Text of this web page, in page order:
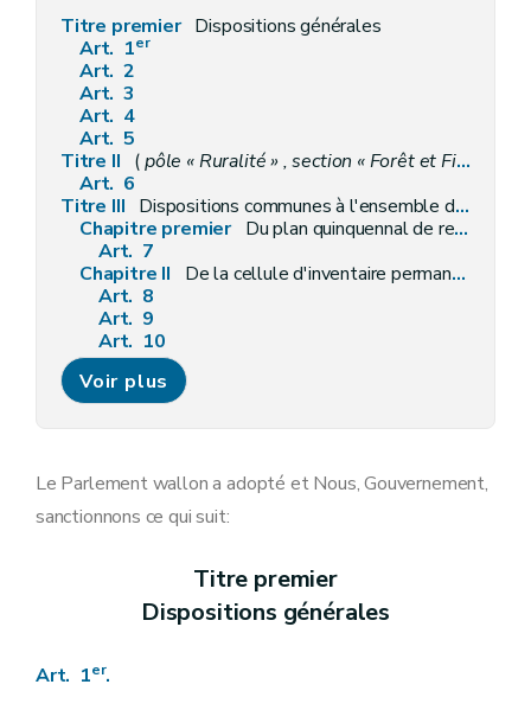
Titre premier Dispositions générales
Art. 1er
Art. 2
Art. 3
Art. 4
Art. 5
Titre II (pôle « Ruralité » , section « Forêt et Filière bois »
Art. 6
Titre III Dispositions communes à l'ensemble des bois et forêts
Chapitre premier Du plan quinquennal de recherches forestières
Art. 7
Chapitre II
De la cellule d'inventaire permanent des ressources forestières
Art. 8
Art. 9
Art. 10
Art. 11
Chapitre III
Art. 12
Art. 13
Art. 14bis
Section 2 Dispositions particulières à certains modes de locomotion ou à certaines activités
Voir plus
Le Parlement wallon a adopté et Nous, Gouvernement,
sanctionnons ce qui suit:
Titre premier
Dispositions générales
Art. 1er.